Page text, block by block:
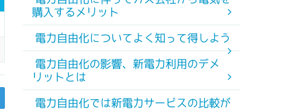
購入するメリット
電力自由化についてよく知って得しよう
電力自由化の影響、新電力利用のデメ
リットとは
電力自由化では新電力サービスの比較が